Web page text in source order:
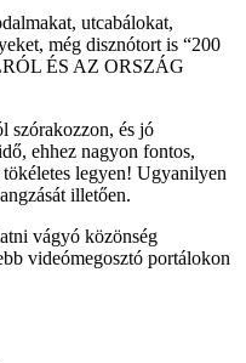
utcabálokat,
még disznótort is “200
ÉS AZ ORSZÁG
szórakozzon, és jó
ehhez nagyon fontos,
legyen! Ugyanilyen
illetően.
vágyó közönség
videómegosztó portálokon